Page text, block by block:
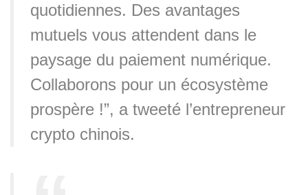
quotidiennes. Des avantages
mutuels vous attendent dans le
paysage du paiement numérique.
Collaborons pour un écosystème
prospère !”, a tweeté l’entrepreneur
crypto chinois.